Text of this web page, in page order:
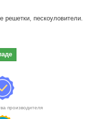
решетки, пескоуловители.
производителя